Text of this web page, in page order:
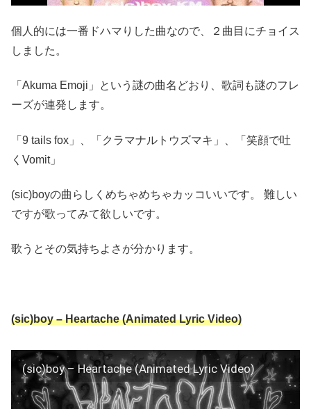
個人的には一番ドハマりした曲なので、２曲目にチョイス
しました。
「Akuma Emoji」という謎の曲名どおり、歌詞も謎のフレ
ーズが連発します。
「9 tails fox」、「クラマナルトウズマキ」、「笑顔で吐
くVomit」
(sic)boyの曲らしくめちゃめちゃカッコいいです。 難しい
ですが歌ってみて欲しいです。
歌うとその気持ちよさが分かります。
(sic)boy – Heartache (Animated Lyric Video)
(sic)boy – Heartache (Animated Lyric Video)